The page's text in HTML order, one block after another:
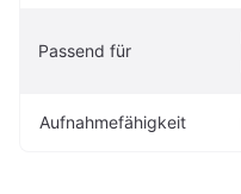
Passend für
Aufnahmefähigkeit